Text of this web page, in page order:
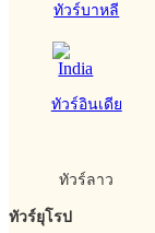
ทัวร์บาหลี
ทัวร์อินเดีย
ทัวร์ลาว
ทัวร์ยุโรป